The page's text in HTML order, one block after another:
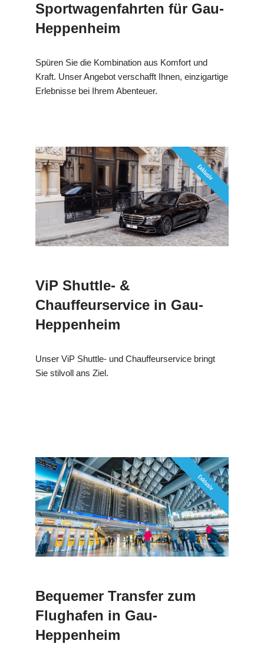
Sportwagenfahrten für Gau-
Heppenheim
Spüren Sie die Kombination aus Komfort und
Kraft. Unser Angebot verschafft Ihnen, einzigartige
Erlebnisse bei Ihrem Abenteuer.
ViP Shuttle- &
Chauffeurservice in Gau-
Heppenheim
Unser ViP Shuttle- und Chauffeurservice bringt
Sie stilvoll ans Ziel.
Bequemer Transfer zum
Flughafen in Gau-
Heppenheim